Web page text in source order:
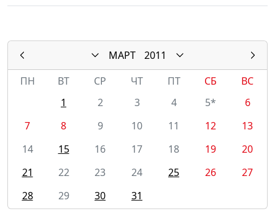
МАРТ
2011
ПН
ВТ СР ЧТ ПТ СБ
ВС
1
2 3 4 5*
6
7
8 9 10 11 12
13
14
15 16 17 18 19
20
21
22 23 24 25 26
27
28
29 30 31